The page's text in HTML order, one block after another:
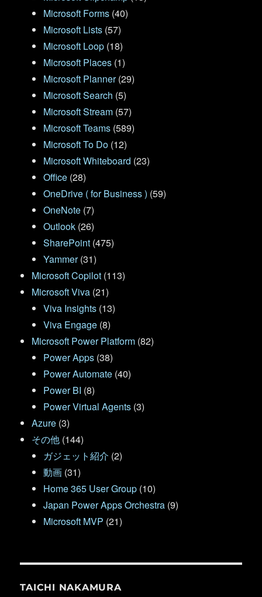
Microsoft Forms (40)
Microsoft Lists (57)
Microsoft Loop (18)
Microsoft Places (1)
Microsoft Planner(29)
Microsoft Search (5)
Microsoft Stream (57)
Microsoft Teams (589)
Microsoft To Do (12)
Microsoft Whiteboard (23)
Office (28)
OneDrive ( for Business ) (59)
OneNote (7)
Outlook (26)
SharePoint (475)
Yammer(31)
Microsoft Copilot (113)
Microsoft Viva (21)
Viva Insights (13)
Viva Engage (8)
Microsoft Power Platform (82)
Power Apps (38)
Power Automate (40)
Power BI (8)
Power Virtual Agents (3)
Azure (3)
その他 (144)
ガジェット紹介 (2)
動画 (31)
Home 365 User Group (10)
Japan Power Apps Orchestra (9)
Microsoft MVP (21)
TAICHI NAKAMURA